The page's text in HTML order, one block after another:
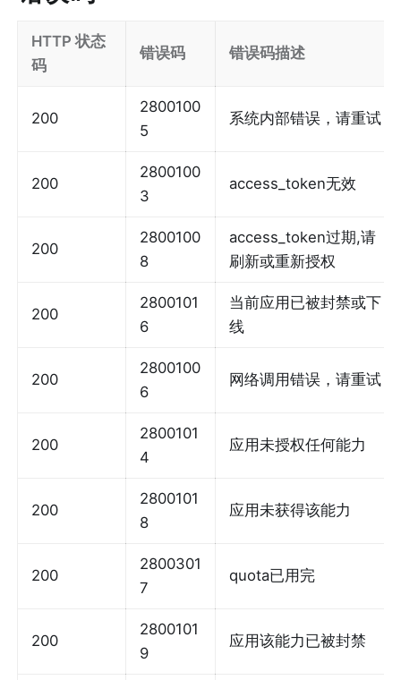
HTTP 状态
码
错误码 错误码描述
200
2800100
5
系统内部错误，请重试
200
2800100
3
access_token无效
200
2800100
8
access_token过期,请
刷新或重新授权
200
2800101
6
当前应用已被封禁或下
线
200
2800100
6
网络调用错误，请重试
200
2800101
4
应用未授权任何能力
200
2800101
8
应用未获得该能力
200
2800301
7
quota已用完
200
2800101
9
应用该能力已被封禁